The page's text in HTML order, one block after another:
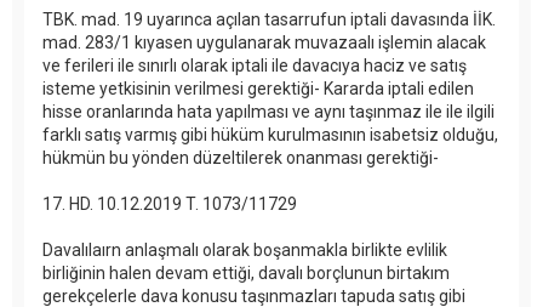
TBK. mad. 19 uyarınca açılan tasarrufun iptali davasında İİK.
mad. 283/1 kıyasen uygulanarak muvazaalı işlemin alacak
ve ferileri ile sınırlı olarak iptali ile davacıya haciz ve satış
isteme yetkisinin verilmesi gerektiği- Kararda iptali edilen
hisse oranlarında hata yapılması ve aynı taşınmaz ile ile ilgili
farklı satış varmış gibi hüküm kurulmasının isabetsiz olduğu,
hükmün bu yönden düzeltilerek onanması gerektiği-
17. HD. 10.12.2019 T. 1073/11729
Davalılaırn anlaşmalı olarak boşanmakla birlikte evlilik
birliğinin halen devam ettiği, davalı borçlunun birtakım
gerekçelerle dava konusu taşınmazları tapuda satış gibi